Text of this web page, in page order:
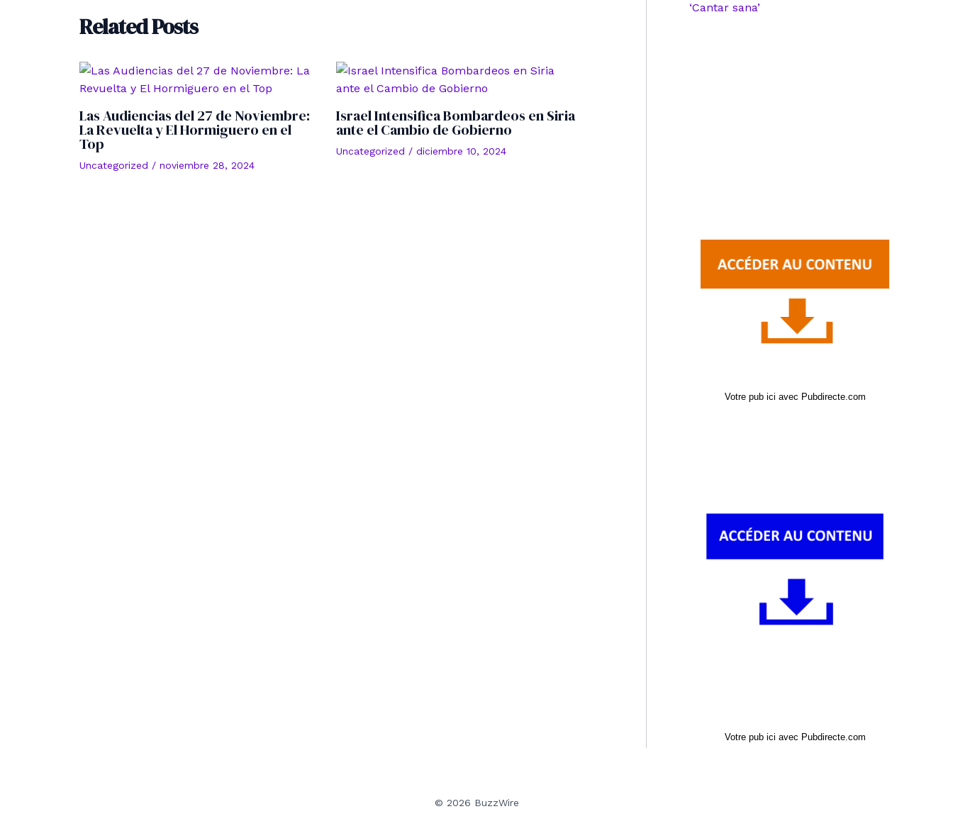
Related Posts
Las Audiencias del 27 de Noviembre:
La Revuelta y El Hormiguero en el
Top
Uncategorized / noviembre 28, 2024
Israel Intensifica Bombardeos en Siria
ante el Cambio de Gobierno
Uncategorized / diciembre 10, 2024
‘Cantar sana’
Votre pub ici avec Pubdirecte.com
Votre pub ici avec Pubdirecte.com
© 2026 BuzzWire